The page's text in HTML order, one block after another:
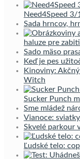
Need4Speed
Sada hrncov,
haluze pre
Sado mäso
Keď je pes
Kinoviny:
Witch
Sucker Punch
Sme mládež
Vianoce:
Skvelé parkour
Ľudské telo: